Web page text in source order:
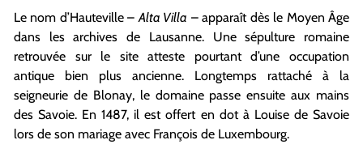
Le nom d’Hauteville –Alta Villa – apparaît dès le Moyen Âge
dans les archives de Lausanne. Une sépulture romaine
retrouvée sur le site atteste pourtant d’une occupation
antique bien plus ancienne. Longtemps rattaché à la
seigneurie de Blonay, le domaine passe ensuite aux mains
des Savoie. En 1487, il est offert en dot à Louise de Savoie
lors de son mariage avec François de Luxembourg.